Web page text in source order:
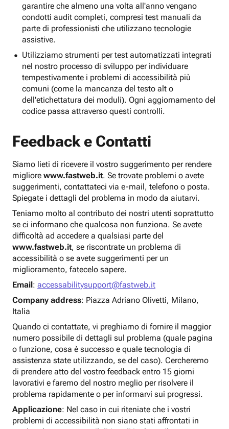
garantire che almeno una volta all'anno vengano
condotti audit completi, compresi test manuali da
parte di professionisti che utilizzano tecnologie
assistive.
Utilizziamo strumenti per test automatizzati integrati
nel nostro processo di sviluppo per individuare
tempestivamente i problemi di accessibilità più
comuni (come la mancanza del testo alt o
dell'etichettatura dei moduli). Ogni aggiornamento del
codice passa attraverso questi controlli.
Feedback e Contatti
Siamo lieti di ricevere il vostro suggerimento per rendere
migliore www.fastweb.it. Se trovate problemi o avete
suggerimenti, contattateci via e-mail, telefono o posta.
Spiegate i dettagli del problema in modo da aiutarvi.
Teniamo molto al contributo dei nostri utenti soprattutto
se ci informano che qualcosa non funziona. Se avete
difficoltà ad accedere a qualsiasi parte del
www.fastweb.it, se riscontrate un problema di
accessibilità o se avete suggerimenti per un
miglioramento, fatecelo sapere.
Email: accessabilitysupport@fastweb.it
Company address: Piazza Adriano Olivetti, Milano,
Italia
Quando ci contattate, vi preghiamo di fornire il maggior
numero possibile di dettagli sul problema (quale pagina
o funzione, cosa è successo e quale tecnologia di
assistenza state utilizzando, se del caso). Cercheremo
di prendere atto del vostro feedback entro 15 giorni
lavorativi e faremo del nostro meglio per risolvere il
problema rapidamente o per informarvi sui progressi.
Applicazione: Nel caso in cui riteniate che i vostri
problemi di accessibilità non siano stati affrontati in